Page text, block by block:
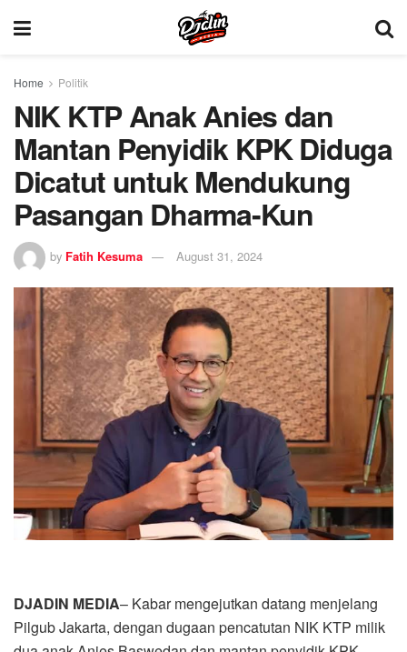
Home Politik
NIK KTP Anak Anies dan
Mantan Penyidik KPK Diduga
Dicatut untuk Mendukung
Pasangan Dharma-Kun
by Fatih Kesuma August 31, 2024
DJADIN MEDIA– Kabar mengejutkan datang menjelang
Pilgub Jakarta, dengan dugaan pencatutan NIK KTP milik